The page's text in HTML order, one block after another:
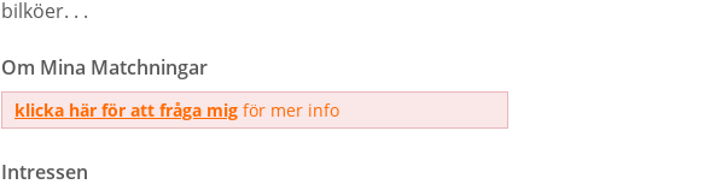
bilköer. . .
Om Mina Matchningar
klicka här för att fråga mig för mer info
Intressen